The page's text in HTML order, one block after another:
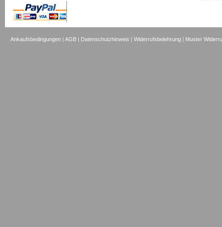
Ankaufsbedingungen |AGB | Datenschutzhinweis |Widerrufsbelehrung | Muster